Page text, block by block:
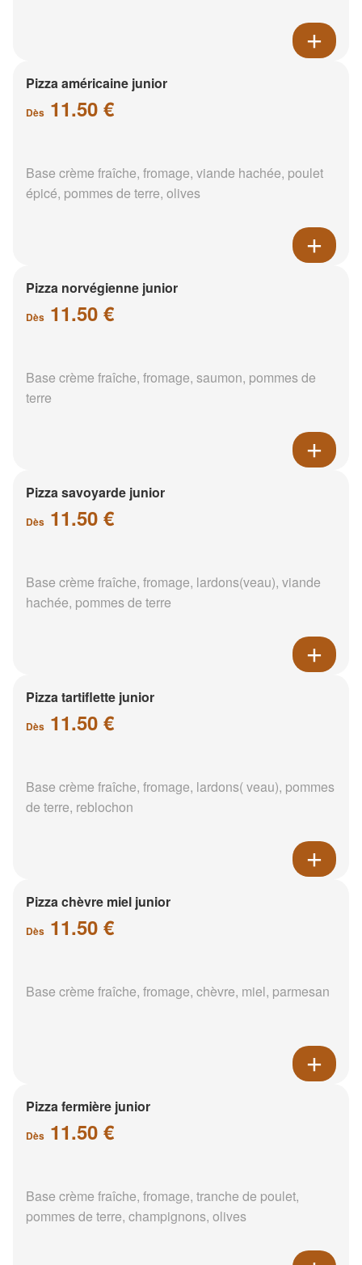
Pizza américaine junior
Dès 11.50 €
Base crème fraîche, fromage, viande hachée, poulet
épicé, pommes de terre, olives
Pizza norvégienne junior
Dès 11.50 €
Base crème fraîche, fromage, saumon, pommes de
terre
Pizza savoyarde junior
Dès 11.50 €
Base crème fraîche, fromage, lardons(veau), viande
hachée, pommes de terre
Pizza tartiflette junior
Dès 11.50 €
Base crème fraîche, fromage, lardons( veau), pommes
de terre, reblochon
Pizza chèvre miel junior
Dès 11.50 €
Base crème fraîche, fromage, chèvre, miel, parmesan
Pizza fermière junior
Dès 11.50 €
Base crème fraîche, fromage, tranche de poulet,
pommes de terre, champignons, olives